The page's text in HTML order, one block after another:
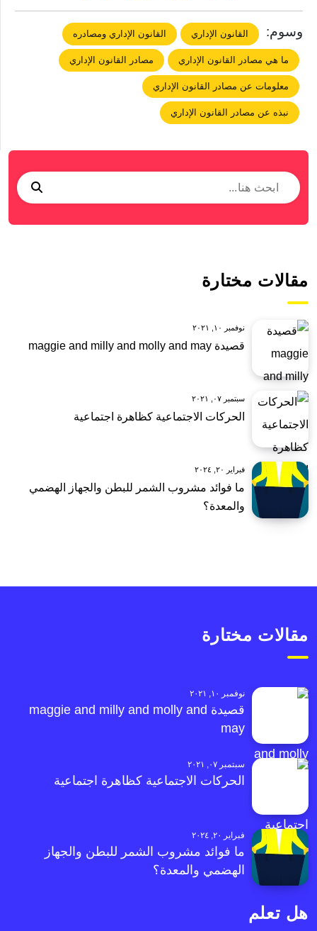
وسوم: القانون الإداري القانون الإداري ومصادره
ما هي مصادر القانون الإداري مصادر القانون الإداري
معلومات عن مصادر القانون الإداري
نبذه عن مصادر القانون الإداري
مقالات مختارة
نوفمبر ١٠, ٢٠٢١
قصيدة maggie and milly and molly and may
سبتمبر ٠٧, ٢٠٢١
الحركات الاجتماعية كظاهرة اجتماعية
فبراير ٢٠, ٢٠٢٤
ما فوائد مشروب الشمر للبطن والجهاز الهضمي
والمعدة؟
مقالات مختارة
نوفمبر ١٠, ٢٠٢١
قصيدة maggie and milly and molly and
may
سبتمبر ٠٧, ٢٠٢١
الحركات الاجتماعية كظاهرة اجتماعية
فبراير ٢٠, ٢٠٢٤
ما فوائد مشروب الشمر للبطن والجهاز
الهضمي والمعدة؟
هل تعلم